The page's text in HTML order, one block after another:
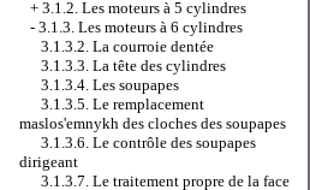
+ 3.1.2. Les moteurs à 5 cylindres
- 3.1.3. Les moteurs à 6 cylindres
3.1.3.2. La courroie dentée
3.1.3.3. La tête des cylindres
3.1.3.4. Les soupapes
3.1.3.5. Le remplacement
maslos'emnykh des cloches des soupapes
3.1.3.6. Le contrôle des soupapes
dirigeant
3.1.3.7. Le traitement propre de la face